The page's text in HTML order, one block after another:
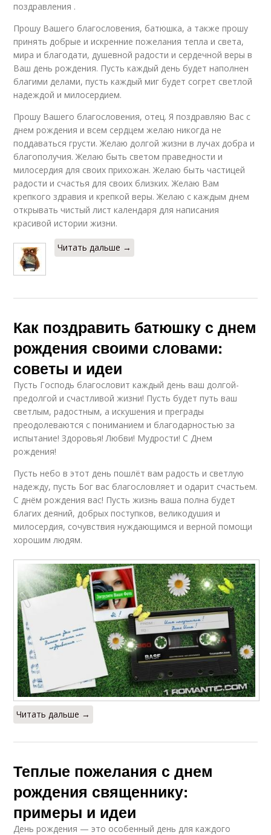
поздравления .
Прошу Вашего благословения, батюшка, а также прошу
принять добрые и искренние пожелания тепла и света,
мира и благодати, душевной радости и сердечной веры в
Ваш день рождения. Пусть каждый день будет наполнен
благими делами, пусть каждый миг будет согрет светлой
надеждой и милосердием.
Прошу Вашего благословения, отец. Я поздравляю Вас с
днем рождения и всем сердцем желаю никогда не
поддаваться грусти. Желаю долгой жизни в лучах добра и
благополучия. Желаю быть светом праведности и
милосердия для своих прихожан. Желаю быть частицей
радости и счастья для своих близких. Желаю Вам
крепкого здравия и крепкой веры. Желаю с каждым днем
открывать чистый лист календаря для написания
красивой истории жизни.
Читать дальше →
Как поздравить батюшку с днем
рождения своими словами:
советы и идеи
Пусть Господь благословит каждый день ваш долгой-
предолгой и счастливой жизни! Пусть будет путь ваш
светлым, радостным, а искушения и преграды
преодолеваются с пониманием и благодарностью за
испытание! Здоровья! Любви! Мудрости! С Днем
рождения!
Пусть небо в этот день пошлёт вам радость и светлую
надежду, пусть Бог вас благословляет и одарит счастьем.
С днём рождения вас! Пусть жизнь ваша полна будет
благих деяний, добрых поступков, великодушия и
милосердия, сочувствия нуждающимся и верной помощи
хорошим людям.
Читать дальше →
Теплые пожелания с днем
рождения священнику:
примеры и идеи
День рождения — это особенный день для каждого